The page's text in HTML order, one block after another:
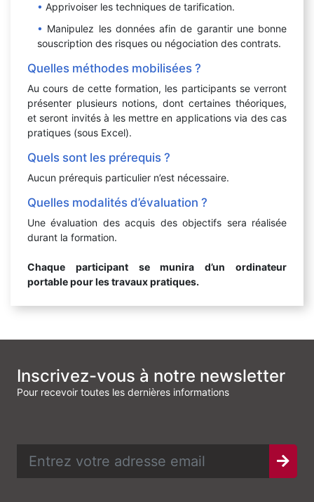
Apprivoiser les techniques de tarification.
Manipulez les données afin de garantir une bonne
souscription des risques ou négociation des contrats.
Quelles méthodes mobilisées ?
Au cours de cette formation, les participants se verront
présenter plusieurs notions, dont certaines théoriques,
et seront invités à les mettre en applications via des cas
pratiques (sous Excel).
Quels sont les prérequis ?
Aucun prérequis particulier n’est nécessaire.
Quelles modalités d’évaluation ?
Une évaluation des acquis des objectifs sera réalisée
durant la formation.
Chaque participant se munira d’un ordinateur
portable pour les travaux pratiques.
Inscrivez-vous à notre newsletter
Pour recevoir toutes les dernières informations